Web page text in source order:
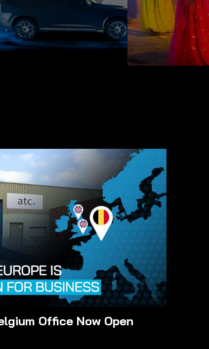
Der
Unterstützen
companies and some of the
strive to find a realistic
and reliability means we maintain our
your event.
Office Now Open